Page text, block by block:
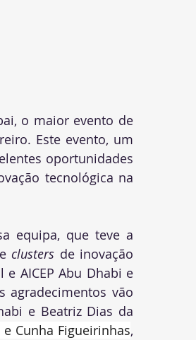
o maior evento de
Este evento, um
oportunidades
tecnológica na
equipa, que teve a
e clusters de inovação
AICEP Abu Dhabi e
agradecimentos vão
e Beatriz Dias da
Cunha Figueirinhas,